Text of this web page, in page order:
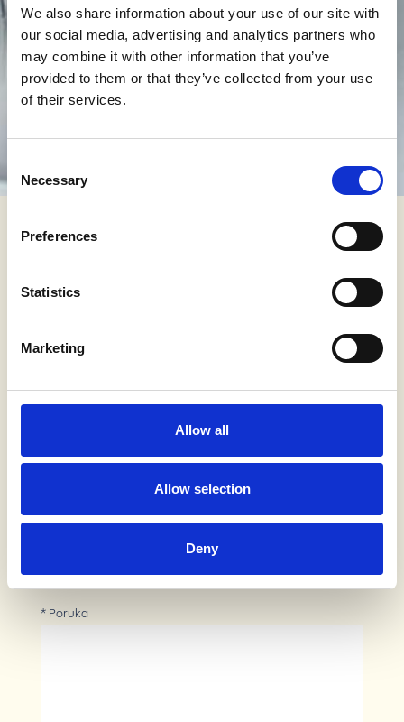
We also share information about your use of our site with
our social media, advertising and analytics partners who
may combine it with other information that you’ve
provided to them or that they’ve collected from your use
of their services.
Selection
Necessary
Preferences
Statistics
Marketing
Allow all
Allow selection
Deny
Kontaktirajte nas
* Ime
* Poruka